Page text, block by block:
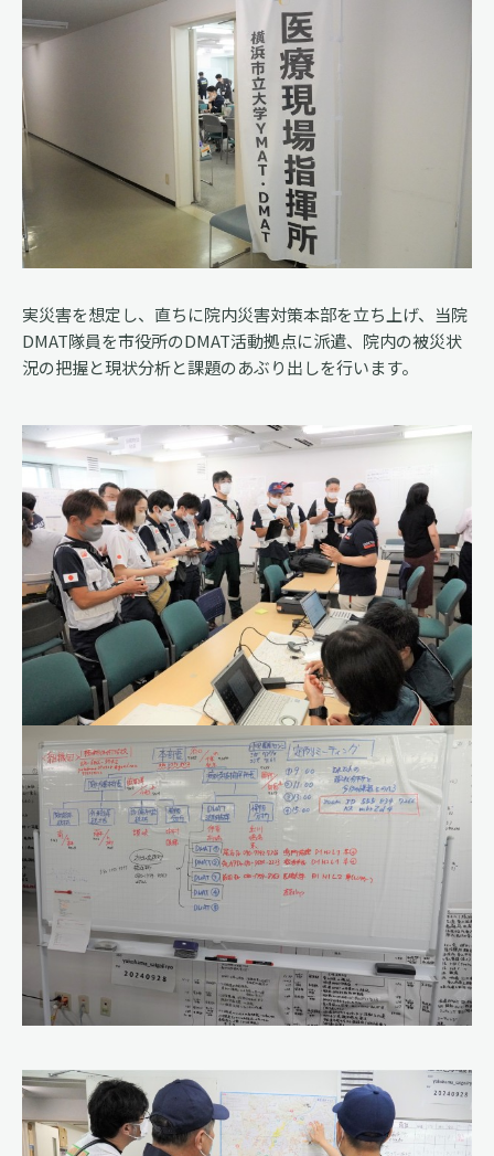
実災害を想定し、直ちに院内災害対策本部を立ち上げ、当院
DMAT隊員を市役所のDMAT活動拠点に派遣、院内の被災状
況の把握と現状分析と課題のあぶり出しを行います。